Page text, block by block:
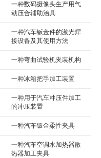
一种数码摄像头生产用气
动压合辅助治具
一种汽车钣金件的激光焊
接设备及其使用方法
一种弯曲试验机夹装机构
一种冰箱把手加工装置
一种用于汽车冲压件加工
的冲压装置
一种汽车钣金柔性夹具
一种汽车空调水加热器散
热器加工夹具